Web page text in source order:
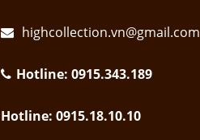
highcollection.vn@gmail.com
Hotline: 0915.343.189
Hotline: 0915.18.10.10